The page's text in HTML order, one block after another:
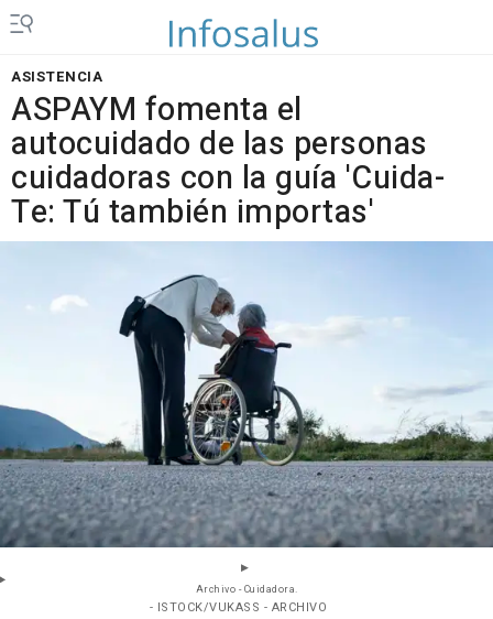
ASISTENCIA
ASPAYM fomenta el
autocuidado de las personas
cuidadoras con la guía 'Cuida-
Te: Tú también importas'
Archivo - Cuidadora.
- ISTOCK/VUKASS - ARCHIVO